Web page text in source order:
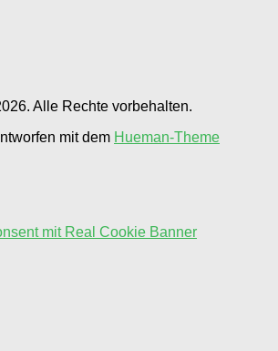
Alle Rechte vorbehalten.
mit dem Hueman-Theme
mit Real Cookie Banner